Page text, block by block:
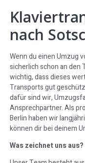
nach
Wenn du einen Umzug
sicherlich schon an den
wichtig, dass dieses
Transports gut
dafür sind wir,
Ansprechpartner. Als
Berlin haben wir
können dir bei deinem
Was zeichnet uns aus?